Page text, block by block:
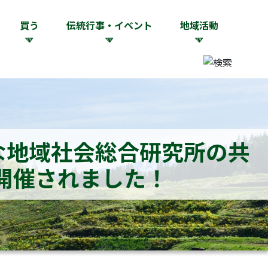
買う 伝統行事・イベント 地域活動
域社会総合研究所の共
催されました！